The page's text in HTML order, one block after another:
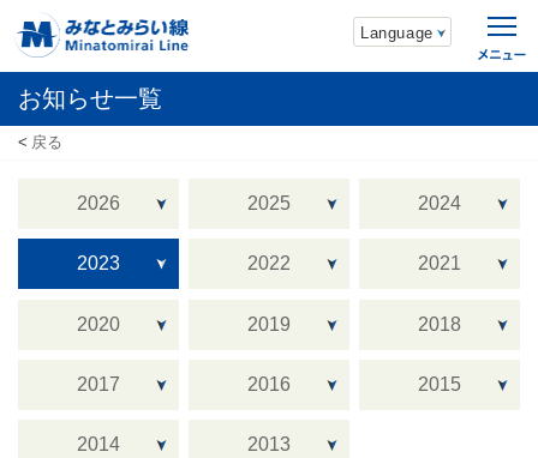
Language
お知らせ一覧
戻る
2026 2025 2024
2023 2022 2021
2020 2019 2018
2017 2016 2015
2014 2013